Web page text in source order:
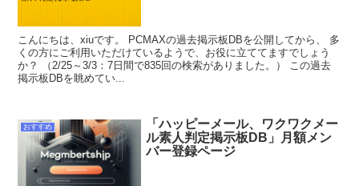
こんにちは、xiuです。 PCMAXの過去掲示板DBを公開してから、 多
くの方にご利用いただけているようで、お役に立ててますでしょう
か？ （2/25～3/3：7日間で835回の検索がありました。） この過去
掲示板DBを眺めてい...
おすすめ
「ハッピーメール、ワクワクメー
ル素人判定掲示板DB」月額メン
バー登録ページ